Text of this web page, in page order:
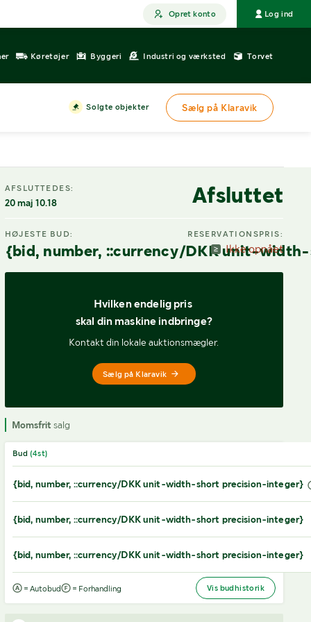
Opret konto Log ind
Køretøjer Byggeri Industri og værksted Torvet
Solgte objekter Sælg på Klaravik
AFSLUTTEDES:
20 maj 10.18 Afsluttet
HØJESTE BUD:
{bid, number, ::currency/DKK unit-
RESERVATIONSPRIS:
Ikke opnået
Hvilken endelig pris
skal din maskine indbringe?
Kontakt din lokale auktionsmægler.
Sælg på Klaravik
Momsfrit salg
Bud (4st)
{bid, number, ::currency/DKK unit-width-short precision-integer}
{bid, number, ::currency/DKK unit-width-short precision-integer}
{bid, number, ::currency/DKK unit-width-short precision-integer}
= Autobud = Forhandling Vis budhistorik